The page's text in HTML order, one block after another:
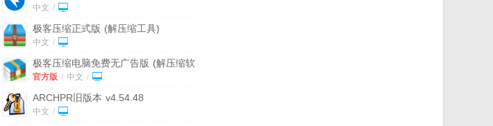
中文 /
极客压缩正式版 (解压缩工具)
v1.0.0.2 最新PC版
中文 /
极客压缩电脑免费无广告版 (解压缩软
件)v1.0.0.2 官方版
官方版 / 中文 /
ARCHPR旧版本 v4.54.48
中文 /